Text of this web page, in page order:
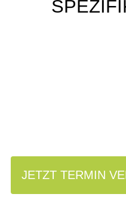
JETZT TERMIN